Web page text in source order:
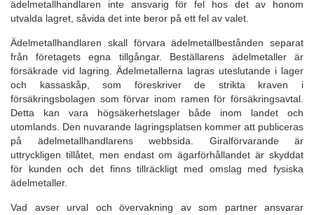
ädelmetallhandlaren inte ansvarig för fel hos det av honom
utvalda lagret, såvida det inte beror på ett fel av valet.
Ädelmetallhandlaren skall förvara ädelmetallbestånden separat
från företagets egna tillgångar. Beställarens ädelmetaller är
försäkrade vid lagring. Ädelmetallerna lagras uteslutande i lager
och kassaskåp, som föreskriver de strikta kraven i
försäkringsbolagen som förvar inom ramen för försäkringsavtal.
Detta kan vara högsäkerhetslager både inom landet och
utomlands. Den nuvarande lagringsplatsen kommer att publiceras
på ädelmetallhandlarens webbsida. Giralförvarande är
uttryckligen tillåtet, men endast om ägarförhållandet är skyddat
för kunden och det finns tillräckligt med omslag med fysiska
ädelmetaller.
Vad avser urval och övervakning av som partner ansvarar